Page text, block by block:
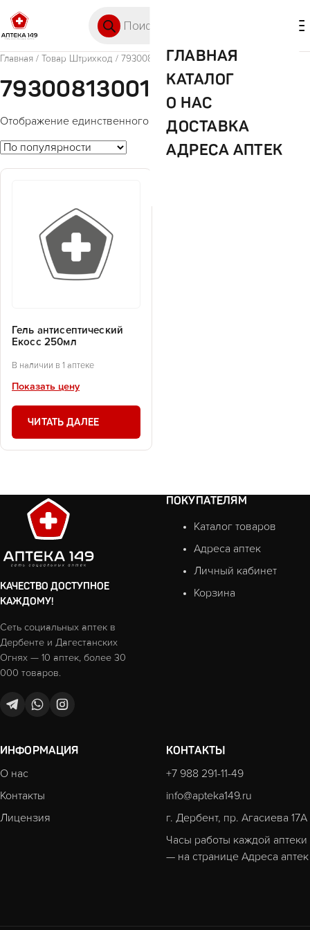
ГЛАВНАЯ
КАТАЛОГ
О НАС
ДОСТАВКА
АДРЕСА АПТЕК
Главная / Товар Штрихкод / 7930081300108
7930081300108
Отображение единственного товара
Гель антисептический
Екосс 250мл
В наличии в 1 аптеке
Показать цену
ЧИТАТЬ ДАЛЕЕ
КАЧЕСТВО ДОСТУПНОЕ
КАЖДОМУ!
Сеть социальных аптек в
Дербенте и Дагестанских
Огнях — 10 аптек, более 30
000 товаров.
ПОКУПАТЕЛЯМ
Каталог товаров
Адреса аптек
Личный кабинет
Корзина
ИНФОРМАЦИЯ
О нас
Контакты
Лицензия
КОНТАКТЫ
+7 988 291-11-49
info@apteka149.ru
г. Дербент, пр. Агасиева 17А
Часы работы каждой аптеки
— на странице Адреса аптек